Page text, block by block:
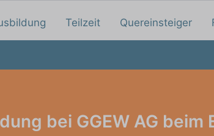
Teilzeit Quereinsteiger
bei GGEW AG beim